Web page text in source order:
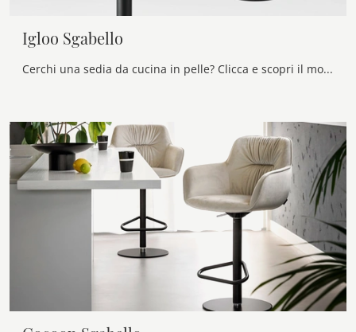
Igloo Sgabello
Cerchi una sedia da cucina in pelle? Clicca e scopri il modello Igloo Sgabello di Calligaris per completare i tuoi locali perfettamente.